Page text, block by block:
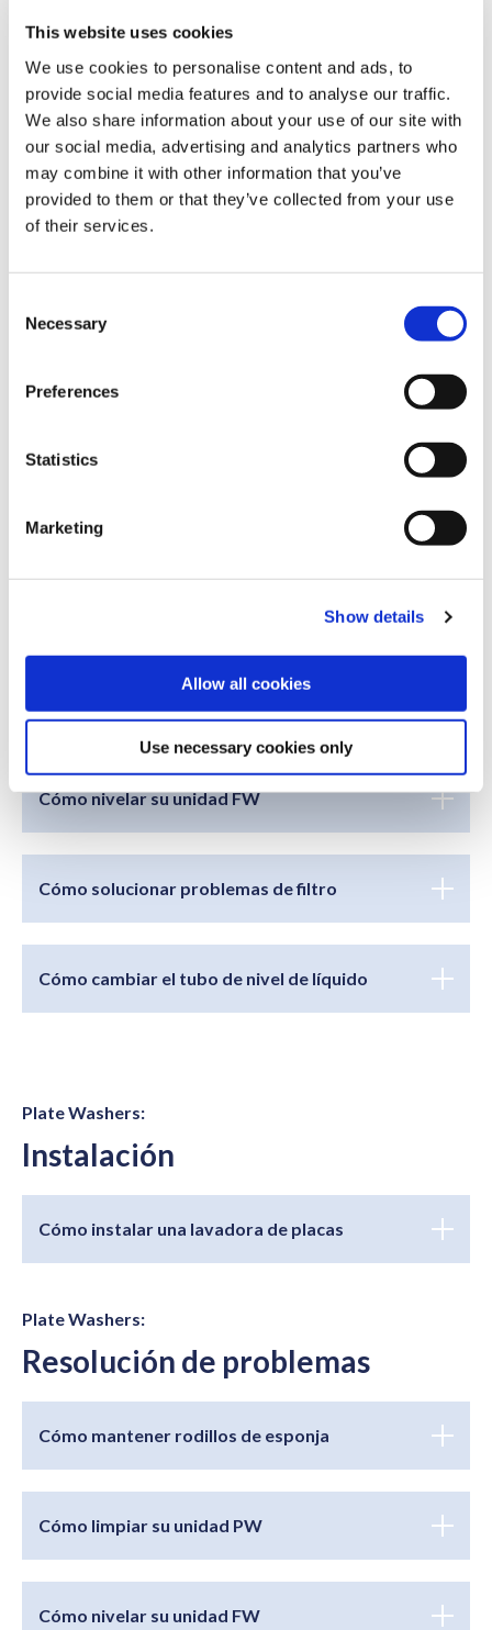
This website uses cookies
We use cookies to personalise content and ads, to
provide social media features and to analyse our traffic.
We also share information about your use of our site with
our social media, advertising and analytics partners who
may combine it with other information that you’ve
provided to them or that they’ve collected from your use
of their services.
Necessary
Preferences
Statistics
Marketing
Show details
Allow all cookies
Use necessary cookies only
Anilox Cleaners:
Resolución de problemas
Cómo cambiar y ajustar el aire y una boquilla
de alta presión
Cómo cambiar ventanas
Cómo cambiar la manguera de alta presión
Cómo nivelar su unidad FW
Cómo solucionar problemas de filtro
Cómo cambiar el tubo de nivel de líquido
Plate Washers:
Instalación
Cómo instalar una lavadora de placas
Plate Washers:
Resolución de problemas
Cómo mantener rodillos de esponja
Cómo limpiar su unidad PW
Cómo nivelar su unidad FW